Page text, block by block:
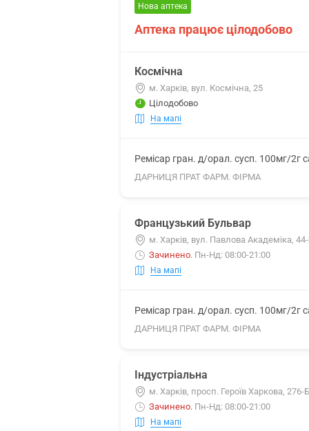
Нова аптека
Аптека працює цілодобово
Космічна
м. Харків, вул. Космічна, 25
Цілодобово
На мапі
Ремісар гран. д/орал. сусп. 100мг/2г
ДАРНИЦЯ ПРАТ ФАРМ. ФІРМА
Французький Бульвар
м. Харків, вул. Павлова Академіка,
Зачинено. Пн-Нд: 08:00-21:00
На мапі
Ремісар гран. д/орал. сусп. 100мг/2г
ДАРНИЦЯ ПРАТ ФАРМ. ФІРМА
Індустріальна
м. Харків, просп. Героїв Харкова, 276-Б
Зачинено. Пн-Нд: 08:00-21:00
На мапі